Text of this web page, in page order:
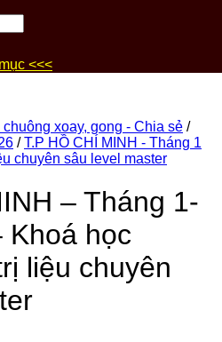
<<<
xoay, gong - Chia sẻ /
/ T.P HỒ CHÍ MINH - Tháng 1
chuyên sâu level master
– Tháng 1-
Khoá học
liệu chuyên